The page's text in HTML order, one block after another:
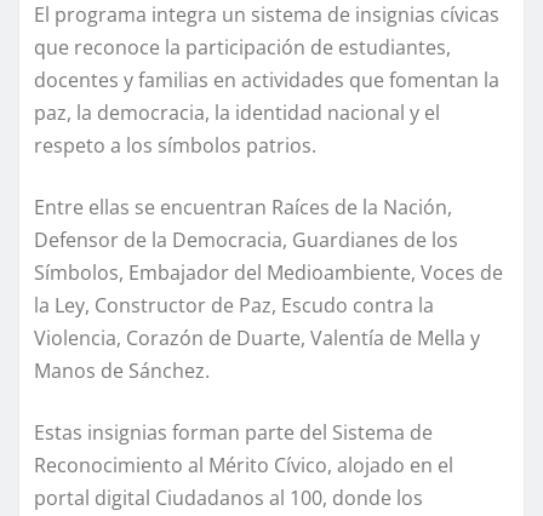
El programa integra un sistema de insignias cívicas
que reconoce la participación de estudiantes,
docentes y familias en actividades que fomentan la
paz, la democracia, la identidad nacional y el
respeto a los símbolos patrios.
Entre ellas se encuentran Raíces de la Nación,
Defensor de la Democracia, Guardianes de los
Símbolos, Embajador del Medioambiente, Voces de
la Ley, Constructor de Paz, Escudo contra la
Violencia, Corazón de Duarte, Valentía de Mella y
Manos de Sánchez.
Estas insignias forman parte del Sistema de
Reconocimiento al Mérito Cívico, alojado en el
portal digital Ciudadanos al 100, donde los